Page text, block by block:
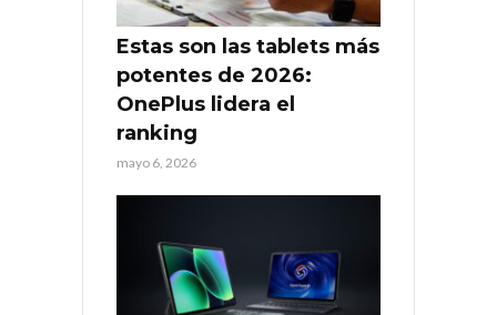
Estas son las tablets más
potentes de 2026:
OnePlus lidera el
ranking
mayo 6, 2026